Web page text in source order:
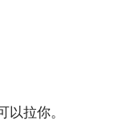
拉你。